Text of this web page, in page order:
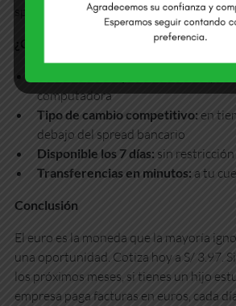
spread que paga el cliente.
¿Cómo comprar euros sin pagar de más?
computadora
Tipo de cambio competitivo: en
debajo del spread bancario
Disponible los 7 días: sin
Transferencias en minutos: a tu
Conclusión
El euro es la moneda que la mayoría
una oportunidad. Cotiza hoy a S/ 3.97.
los próximos meses, si tienes un hijo
empresa paga facturas en euros, cada